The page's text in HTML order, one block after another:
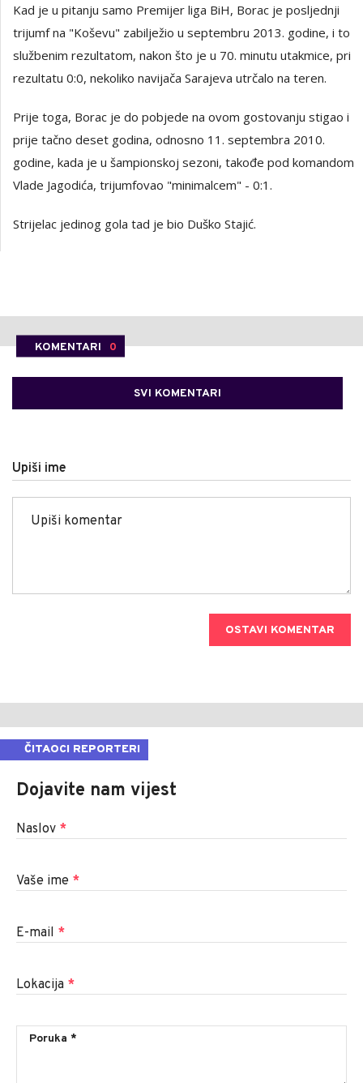
Kad je u pitanju samo Premijer liga BiH, Borac je posljednji
trijumf na "Koševu" zabilježio u septembru 2013. godine, i to
službenim rezultatom, nakon što je u 70. minutu utakmice, pri
rezultatu 0:0, nekoliko navijača Sarajeva utrčalo na teren.
Prije toga, Borac je do pobjede na ovom gostovanju stigao i
prije tačno deset godina, odnosno 11. septembra 2010.
godine, kada je u šampionskoj sezoni, takođe pod komandom
Vlade Jagodića, trijumfovao "minimalcem" - 0:1.
Strijelac jedinog gola tad je bio Duško Stajić.
KOMENTARI 0
SVI KOMENTARI
Upiši ime
OSTAVI KOMENTAR
ČITAOCI REPORTERI
Dojavite nam vijest
Naslov *
Vaše ime *
E-mail *
Lokacija *